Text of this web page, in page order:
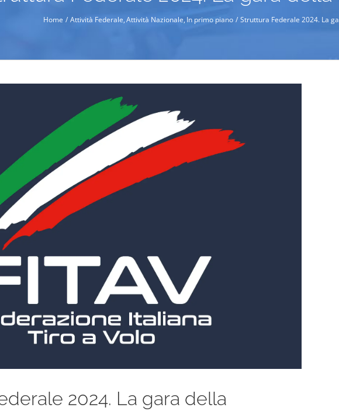
Home Attività Federale Attività Nazionale In primo piano Struttura Federale 2024. La
2024. La gara della